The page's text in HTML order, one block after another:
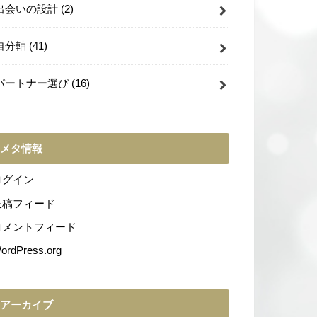
会いの設計 (2)
分軸 (41)
ートナー選び (16)
メタ情報
グイン
稿フィード
メントフィード
アーカイブ